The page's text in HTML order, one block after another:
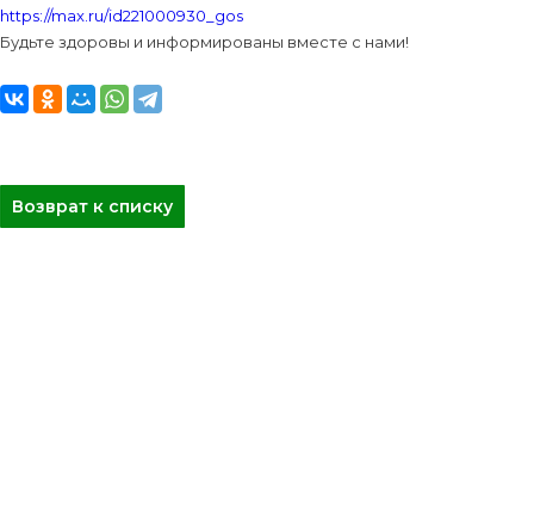
https://max.ru/id221000930_gos
Будьте здоровы и информированы вместе с нами!
Возврат к списку